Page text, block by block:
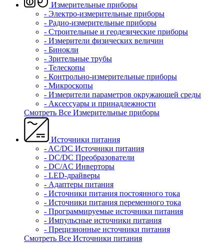
Измерительные приборы
- Электро-измерительные приборы
- Радио-измерительные приборы
- Строительные и геодезические приборы
- Измерители физических величин
- Бинокли
- Зрительные трубы
- Телескопы
- Контрольно-измерительные приборы
- Микроскопы
- Измерители параметров окружающей среды
- Аксессуары и принадлежности
Смотреть Все Измерительные приборы
Источники питания
- AC/DC Источники питания
- DC/DC Преобразователи
- DC/AC Инверторы
- LED-драйверы
- Адаптеры питания
- Источники питания постоянного тока
- Источники питания переменного тока
- Программируемые источники питания
- Импульсные источники питания
- Прецизионные источники питания
Смотреть Все Источники питания